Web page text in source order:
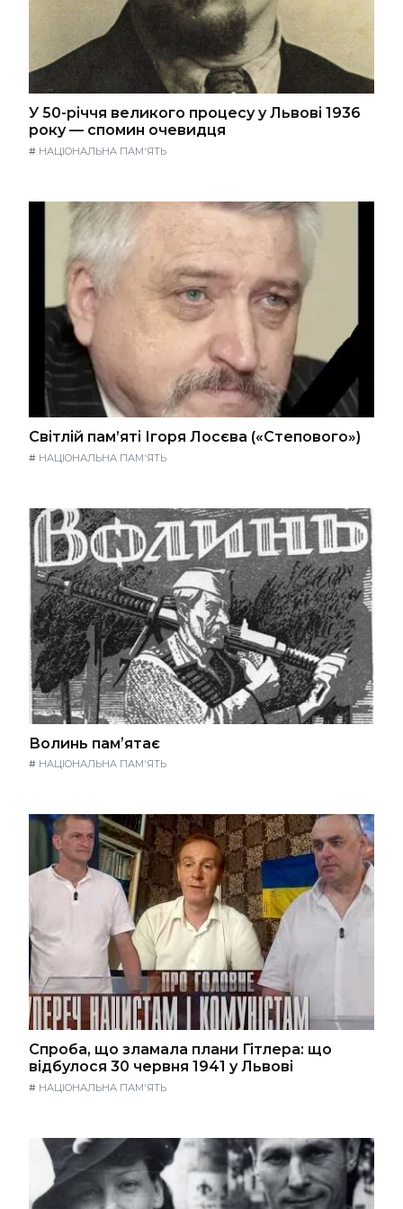
У 50-річчя великого процесу у Львові 1936
року — спомин очевидця
# НАЦІОНАЛЬНА ПАМ'ЯТЬ
Світлій пам’яті Ігоря Лосєва («Степового»)
# НАЦІОНАЛЬНА ПАМ'ЯТЬ
Волинь памʼятає
# НАЦІОНАЛЬНА ПАМ'ЯТЬ
Спроба, що зламала плани Гітлера: що
відбулося 30 червня 1941 у Львові
# НАЦІОНАЛЬНА ПАМ'ЯТЬ